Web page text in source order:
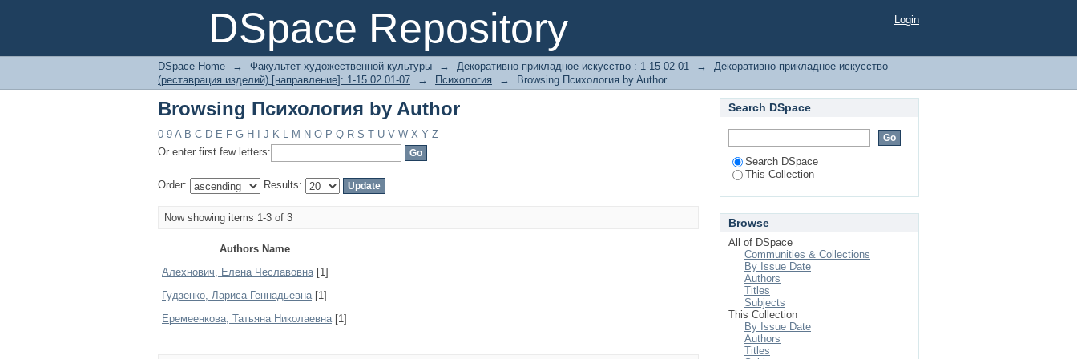
DSpace Repository
Browsing Психология by Author Login
DSpace Home → Факультет художественной культуры → Декоративно-прикладное искусство : 1-15 02 01 →
Декоративно-прикладное искусство
(реставрация изделий) [направление]: 1-15 02 01-07
→ Психология → Browsing Психология by Author
Browsing Психология by Author
0-9 A B C D E F G H J K L M N O P Q R S T U V W X Y Z
Or enter first few letters:
Order: Results:
Now showing items 1-3 of 3
Authors Name
Алехнович, Елена Чеславовна[1]
Гудзенко, Лариса Геннадьевна[1]
Еремеенкова, Татьяна Николаевна[1]
Search DSpace
Search DSpace
This Collection
Browse
All of DSpace
Communities & Collections
By Issue Date
Authors
Titles
Subjects
This Collection
By Issue Date
Authors
Titles